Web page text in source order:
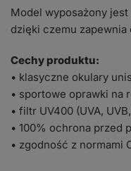
Model wyposażony
dzięki czemu zapewnia
Cechy produktu:
• klasyczne okulary
• sportowe oprawki na
• filtr UV400 (UVA,
• 100% ochrona przed
• zgodność z normami